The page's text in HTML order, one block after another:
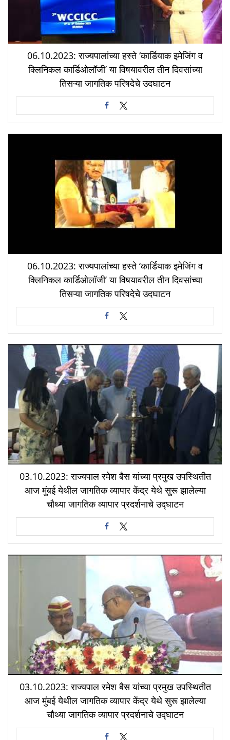
06.10.2023: राज्यपालांच्या हस्ते ‘कार्डियाक इमेजिंग व
क्लिनिकल कार्डिओलॉजी’ या विषयावरील तीन दिवसांच्या
तिसऱ्या जागतिक परिषदेचे उदघाटन
06.10.2023: राज्यपालांच्या हस्ते ‘कार्डियाक इमेजिंग व
क्लिनिकल कार्डिओलॉजी’ या विषयावरील तीन दिवसांच्या
तिसऱ्या जागतिक परिषदेचे उदघाटन
03.10.2023: राज्यपाल रमेश बैस यांच्या प्रमुख उपस्थितीत
आज मुंबई येथील जागतिक व्यापार केंद्र येथे सुरू झालेल्या
चौथ्या जागतिक व्यापार प्रदर्शनाचे उद्घाटन
03.10.2023: राज्यपाल रमेश बैस यांच्या प्रमुख उपस्थितीत
आज मुंबई येथील जागतिक व्यापार केंद्र येथे सुरू झालेल्या
चौथ्या जागतिक व्यापार प्रदर्शनाचे उद्घाटन